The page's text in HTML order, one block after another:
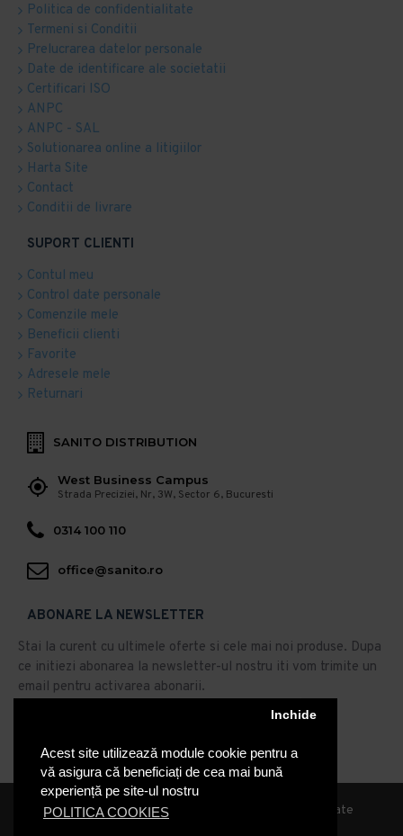
Acest site utilizează module cookie pentru a
vă asigura că beneficiați de cea mai bună
experiență pe site-ul nostru
POLITICA COOKIES
Inchide
Politica de confidentialitate
Termeni si Conditii
Prelucrarea datelor personale
Date de identificare ale societatii
Certificari ISO
ANPC
ANPC - SAL
Solutionarea online a litigiilor
Harta Site
Contact
Conditii de livrare
SUPORT CLIENTI
Contul meu
Control date personale
Comenzile mele
Beneficii clienti
Favorite
Adresele mele
Returnari
SANITO DISTRIBUTION
West Business Campus
Strada Preciziei, Nr, 3W, Sector 6, Bucuresti
0314 100 110
office@sanito.ro
ABONARE LA NEWSLETTER
Stai la curent cu ultimele oferte si cele mai noi produse. Dupa
ce initiezi abonarea la newsletter-ul nostru iti vom trimite un
email pentru activarea abonarii.
Abonare
Am citit şi sunt de acord cu Politica de Confidentialitate
© 2019, Sanito Distribution, Toate drepturile rezervate